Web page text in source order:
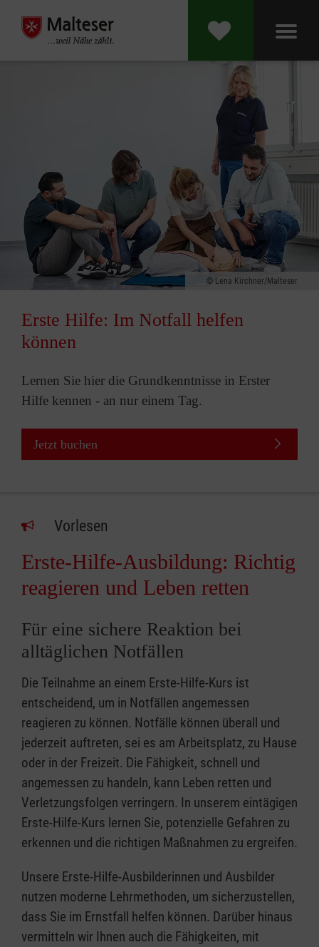
Lena Kirchner/Malteser
Erste Hilfe: Im Notfall helfen
können
Lernen Sie hier die Grundkenntnisse in Erster
Hilfe kennen - an nur einem Tag.
Jetzt buchen
Vorlesen
Erste-Hilfe-Ausbildung: Richtig
reagieren und Leben retten
Für eine sichere Reaktion bei
alltäglichen Notfällen
Die Teilnahme an einem Erste-Hilfe-Kurs ist
entscheidend, um in Notfällen angemessen
reagieren zu können. Notfälle können überall und
jederzeit auftreten, sei es am Arbeitsplatz, zu Hause
oder in der Freizeit. Die Fähigkeit, schnell und
angemessen zu handeln, kann Leben retten und
Verletzungsfolgen verringern. In unserem eintägigen
Erste-Hilfe-Kurs lernen Sie, potenzielle Gefahren zu
erkennen und die richtigen Maßnahmen zu ergreifen.
Unsere Erste-Hilfe-Ausbilderinnen und Ausbilder
nutzen moderne Lehrmethoden, um sicherzustellen,
dass Sie im Ernstfall helfen können. Darüber hinaus
vermitteln wir Ihnen auch die Fähigkeiten, mit